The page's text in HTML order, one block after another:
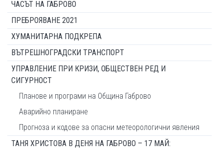
ЧАСЪТ НА ГАБРОВО
ПРЕБРОЯВАНЕ 2021
ХУМАНИТАРНА ПОДКРЕПА
ВЪТРЕШНОГРАДСКИ ТРАНСПОРТ
УПРАВЛЕНИЕ ПРИ КРИЗИ, ОБЩЕСТВЕН РЕД И
СИГУРНОСТ
Планове и програми на Община Габрово
Аварийно планиране
Прогноза и кодове за опасни метеорологични явления
ТАНЯ ХРИСТОВА В ДЕНЯ НА ГАБРОВО – 17 МАЙ: